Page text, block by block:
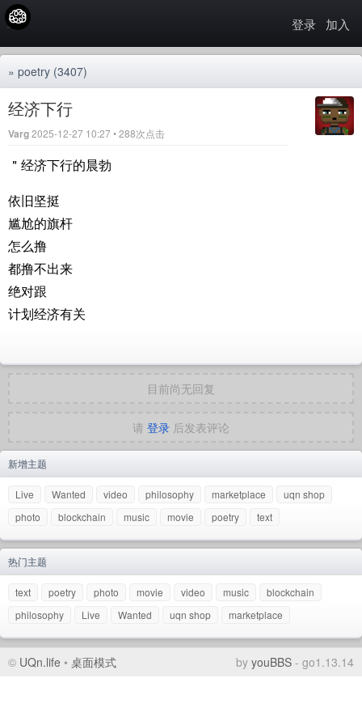
登录 加入
» poetry (3407)
经济下行
Varg2025-12-27 10:27 • 288次点击
＂经济下行的晨勃
依旧坚挺
尴尬的旗杆
怎么撸
都撸不出来
绝对跟
计划经济有关
目前尚无回复
请 登录 后发表评论
新增主题
Live Wanted video philosophy marketplace
uqn shop
photo
blockchain music movie poetry text
热门主题
text poetry photo movie video music
blockchain
philosophy
Live Wanted uqn shop marketplace
© UQn.life • 桌面模式 by youBBS - go1.13.14